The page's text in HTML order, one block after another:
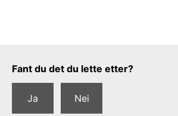
Tilbakemeldingsskjema
Fant du det du lette etter?
Ja Nei